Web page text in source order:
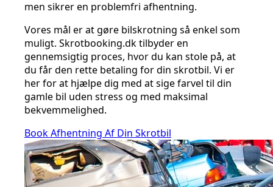
men sikrer en problemfri afhentning.
Vores mål er at gøre bilskrotning så enkel som
muligt. Skrotbooking.dk tilbyder en
gennemsigtig proces, hvor du kan stole på, at
du får den rette betaling for din skrotbil. Vi er
her for at hjælpe dig med at sige farvel til din
gamle bil uden stress og med maksimal
bekvemmelighed.
Book Afhentning Af Din Skrotbil